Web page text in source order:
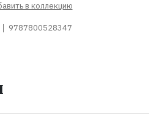
в коллекцию
9787800528347